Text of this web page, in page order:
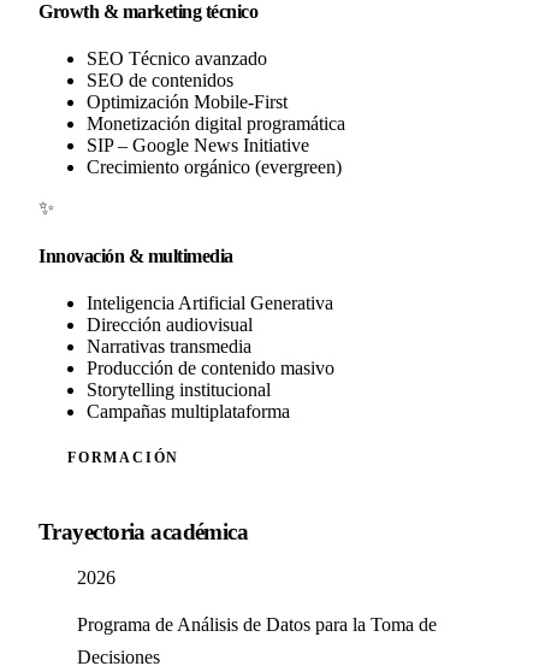
Growth & marketing técnico
SEO Técnico avanzado
SEO de contenidos
Optimización Mobile-First
Monetización digital programática
SIP – Google News Initiative
Crecimiento orgánico (evergreen)
✨
Innovación & multimedia
Inteligencia Artificial Generativa
Dirección audiovisual
Narrativas transmedia
Producción de contenido masivo
Storytelling institucional
Campañas multiplataforma
FORMACIÓN
Trayectoria académica
2026
Programa de Análisis de Datos para la Toma de
Decisiones